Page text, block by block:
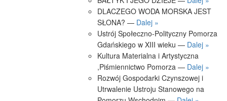
DLACZEGO WODA MORSKA JEST
SŁONA? — Dalej »
Ustrój Społeczno-Polityczny Pomorza
Gdańskiego w XIII wieku — Dalej »
Kultura Materialna i Artystyczna
,Piśmiennictwo Pomorza — Dalej »
Rozwój Gospodarki Czynszowej i
Utrwalenie Ustroju Stanowego na